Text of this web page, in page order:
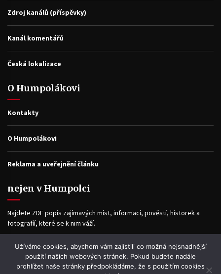
Zdroj kanálů (příspěvky)
Kanál komentářů
Česká lokalizace
O Humpolákovi
Kontakty
O Humpolákovi
Reklama a uveřejnění článku
nejen v Humpolci
Najdete ZDE popis zajímavých míst, informací, pověstí, historek a
fotografíí, které se k nim váží.
Facebook
Užíváme cookies, abychom vám zajistili co možná nejsnadnější
použití našich webových stránek. Pokud budete nadále
prohlížet naše stránky předpokládáme, že s použitím cookies